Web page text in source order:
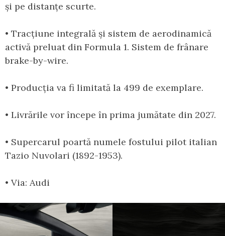
și pe distanțe scurte.
• Tracțiune integrală și sistem de aerodinamică
activă preluat din Formula 1. Sistem de frânare
brake-by-wire.
• Producția va fi limitată la 499 de exemplare.
• Livrările vor începe în prima jumătate din 2027.
• Supercarul poartă numele fostului pilot italian
Tazio Nuvolari (1892-1953).
• Via: Audi